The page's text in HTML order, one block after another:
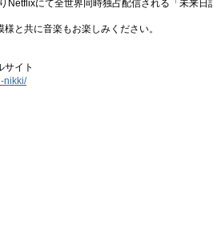
Netflixにて全世界同時独占配信される「未来日
と共に音楽もお楽しみください。
サイト
nikki/